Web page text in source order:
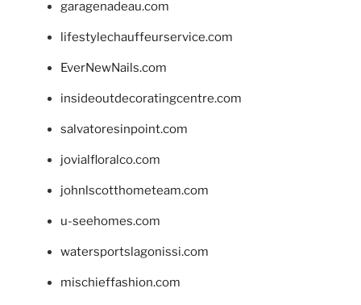
garagenadeau.com
lifestylechauffeurservice.com
EverNewNails.com
insideoutdecoratingcentre.com
salvatoresinpoint.com
jovialfloralco.com
johnlscotthometeam.com
u-seehomes.com
watersportslagonissi.com
mischieffashion.com